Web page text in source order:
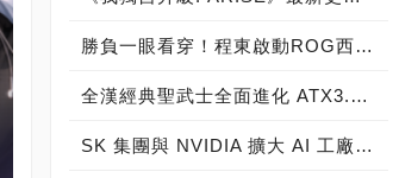
勝負一眼看穿！程東啟動ROG西風之神 雙螢幕AI致勝全局
全漢經典聖武士全面進化 ATX3.1，價格不變！FSP VIC BD+ 電競入門最強銅牌電源！ ATX 3.1、全新壓紋線材、登錄享 5 年保固，打造新世代入門電競首選
SK 集團與 NVIDIA 擴大 AI 工廠與次世代記憶體策略合作 規模逾 5,000 億美元的 NVIDIA-SK AI 計畫（NVIDIA-SK AI Initiative）， 涵蓋 SK Telecom 最高達 2GW 的 AI 工廠，以及與 SK 海力士的長期 AI 記憶體合作